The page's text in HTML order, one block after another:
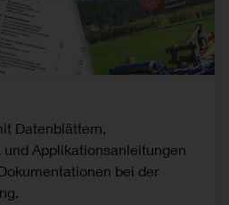
Datenblättern,
Applikationsanleitungen
bei der